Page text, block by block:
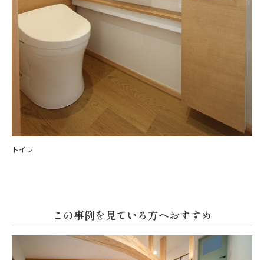
トイレ
この事例を見ている方へおすすめ